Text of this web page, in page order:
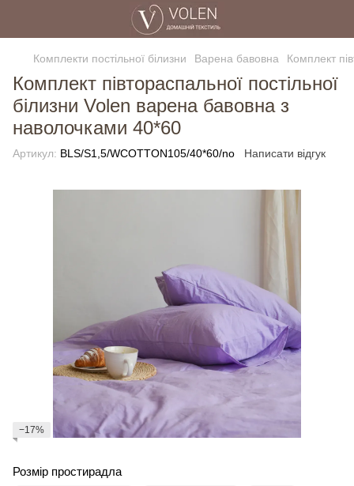
Комплекти постільної білизни Варена бавовна Комплект
Комплект півтораспальної постільної
білизни Volen варена бавовна з
наволочками 40*60
Артикул: BLS/S1,5/WCOTTON105/40*60/no Написати відгук
−17%
Розмір простирадла